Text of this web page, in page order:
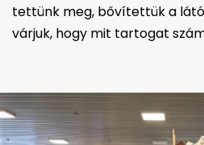
tettünk meg, bővítettük a
várjuk, hogy mit tartogat